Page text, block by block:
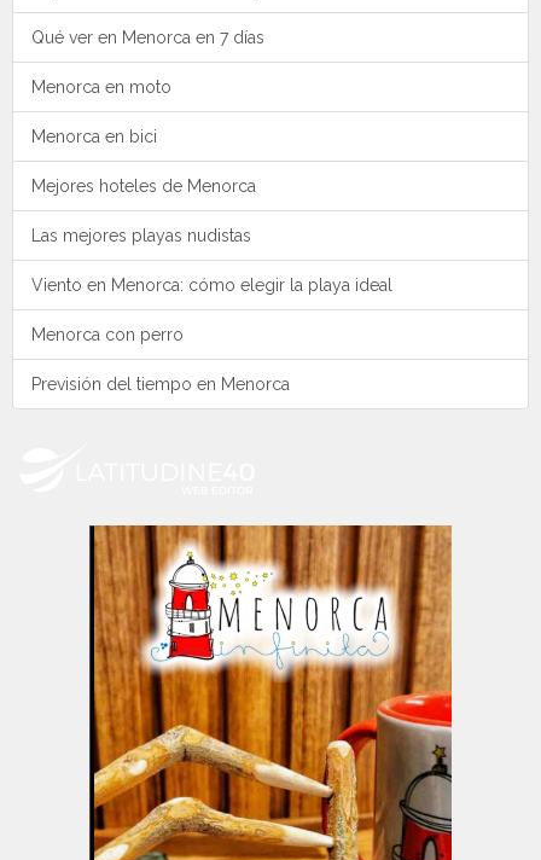
Qué ver en Menorca en 7 días
Menorca en moto
Menorca en bici
Mejores hoteles de Menorca
Las mejores playas nudistas
Viento en Menorca: cómo elegir la playa ideal
Menorca con perro
Previsión del tiempo en Menorca